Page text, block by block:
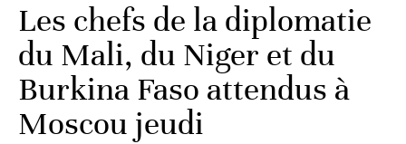
Les chefs de la diplomatie
du Mali, du Niger et du
Burkina Faso attendus à
Moscou jeudi